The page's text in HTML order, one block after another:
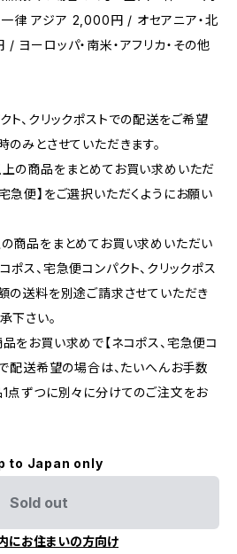
律 アジア 2,000円 / オセアニア・北
ヨーロッパ・南米・アフリカ・その他
ト、クリックポストでの配送をご希望
のみとさせていただきます。
の商品をまとめてお買い求めいただ
急便】をご選択いただくようにお願い
商品をまとめてお買い求めいただい
ポス、宅急便コンパクト、クリックポス
の送料を別途ご請求させていただき
下さい。
をお買い求めで【ネコポス、宅急便コ
で配送希望の場合は、たいへんお手数
1点ずつに別々に分けてのご注文をお
to Japan only
Sold out
にお住まいの方向け